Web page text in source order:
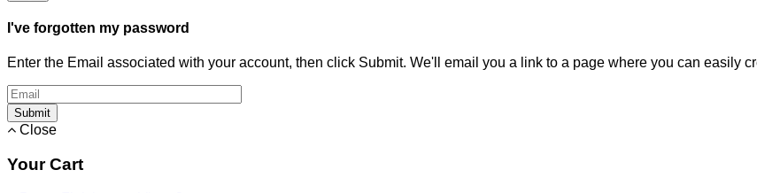
I've forgotten my password
Enter the Email associated with your account, then click Submit. We'll email you a link to a page where you can easily
Submit
Close
Your Cart